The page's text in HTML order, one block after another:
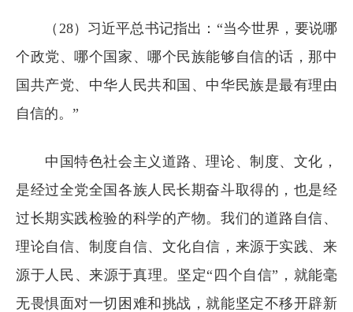
（28）习近平总书记指出：“当今世界，要说哪
个政党、哪个国家、哪个民族能够自信的话，那中
国共产党、中华人民共和国、中华民族是最有理由
自信的。”
中国特色社会主义道路、理论、制度、文化，
是经过全党全国各族人民长期奋斗取得的，也是经
过长期实践检验的科学的产物。我们的道路自信、
理论自信、制度自信、文化自信，来源于实践、来
源于人民、来源于真理。坚定“四个自信”，就能毫
无畏惧面对一切困难和挑战，就能坚定不移开辟新